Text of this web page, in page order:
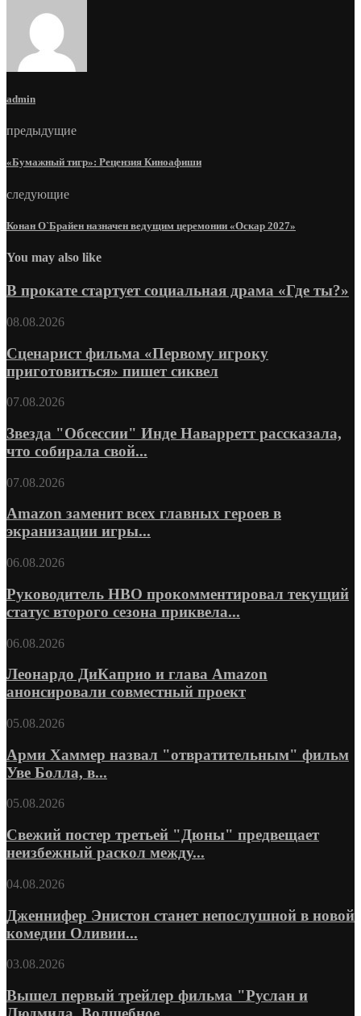
admin
предыдущие
«Бумажный тигр»: Рецензия Киноафиши
следующие
Конан О`Брайен назначен ведущим церемонии «Оскар 2027»
You may also like
В прокате стартует социальная драма «Где ты?»
08.08.2026
Сценарист фильма «Первому игроку
приготовиться» пишет сиквел
07.08.2026
Звезда "Обсессии" Инде Наварретт рассказала,
что собирала свой...
07.08.2026
Amazon заменит всех главных героев в
экранизации игры...
06.08.2026
Руководитель HBO прокомментировал текущий
статус второго сезона приквела...
06.08.2026
Леонардо ДиКаприо и глава Amazon
анонсировали совместный проект
05.08.2026
Арми Хаммер назвал "отвратительным" фильм
Уве Болла, в...
05.08.2026
Свежий постер третьей "Дюны" предвещает
неизбежный раскол между...
04.08.2026
Дженнифер Энистон станет непослушной в новой
комедии Оливии...
03.08.2026
Вышел первый трейлер фильма "Руслан и